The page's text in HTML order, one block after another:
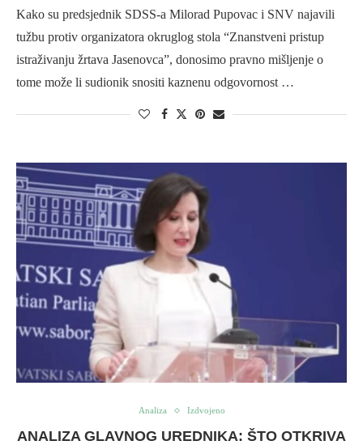
Kako su predsjednik SDSS-a Milorad Pupovac i SNV najavili
tužbu protiv organizatora okruglog stola “Znanstveni pristup
istraživanju žrtava Jasenovca”, donosimo pravno mišljenje o
tome može li sudionik snositi kaznenu odgovornost …
Analiza Izdvojeno
ANALIZA GLAVNOG UREDNIKA: ŠTO OTKRIVA